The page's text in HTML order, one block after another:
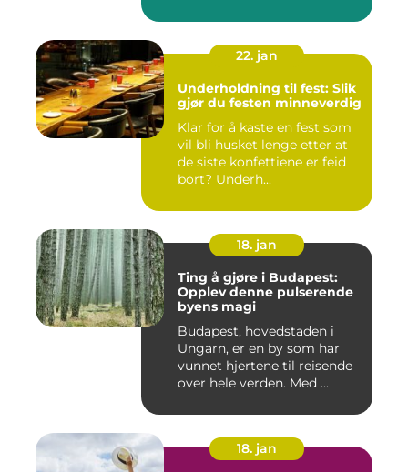
22. jan
Underholdning til fest: Slik
gjør du festen minneverdig
Klar for å kaste en fest som
vil bli husket lenge etter at
de siste konfettiene er feid
bort? Underh...
18. jan
Ting å gjøre i Budapest:
Opplev denne pulserende
byens magi
Budapest, hovedstaden i
Ungarn, er en by som har
vunnet hjertene til reisende
over hele verden. Med ...
18. jan